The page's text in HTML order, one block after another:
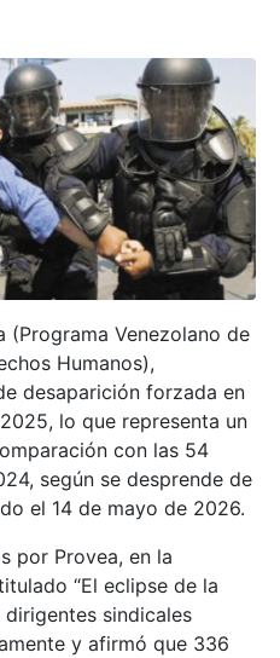
(Programa Venezolano de
Humanos),
desaparición forzada en
lo que representa un
con las 54
según se desprende de
el 14 de mayo de 2026.
por Provea, en la
“El eclipse de la
dirigentes sindicales
y afirmó que 336